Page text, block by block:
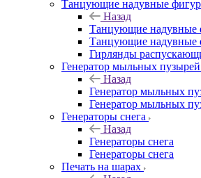
Танцующие надувные
Назад
Танцующие надувные
Танцующие надувные
Гирлянды
Генератор мыльных пузырей
Назад
Генератор мыльных
Генератор мыльных
Генераторы снега
Назад
Генераторы снега
Генераторы снега
Печать на шарах